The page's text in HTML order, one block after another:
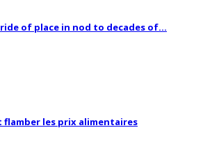
of place in nod to decades of...
les prix alimentaires